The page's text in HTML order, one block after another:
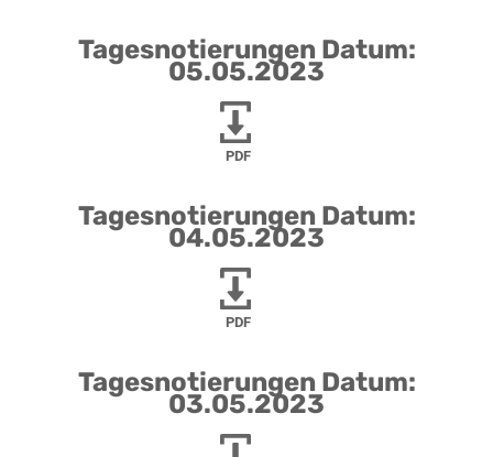
Tagesnotierungen Datum:
05.05.2023
PDF
Tagesnotierungen Datum:
04.05.2023
PDF
Tagesnotierungen Datum:
03.05.2023